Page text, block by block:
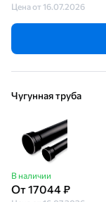
Цена от 16.07.2026
Чугунная труба
В наличии
От 17044 ₽